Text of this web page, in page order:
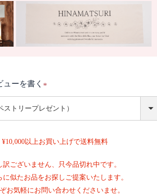
ューを書く
)
¥10,000以上お買い上げで送料無料
訳ございません、只今品切れ中です。
に似たお品をお探しご提案いたします。
お気軽にお問い合わせくださいませ。